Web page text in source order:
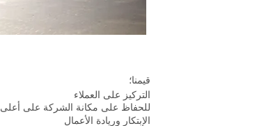
قيمنا؛
التركيز على العملاء
للحفاظ على مكانة الشركة على أعلى
الإبتكار وريادة الأعمال